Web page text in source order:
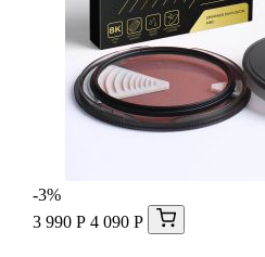
-3%
3 990 Р 4 090 Р